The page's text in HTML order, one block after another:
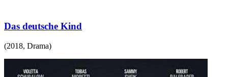
Das deutsche Kind
(2018, Drama)